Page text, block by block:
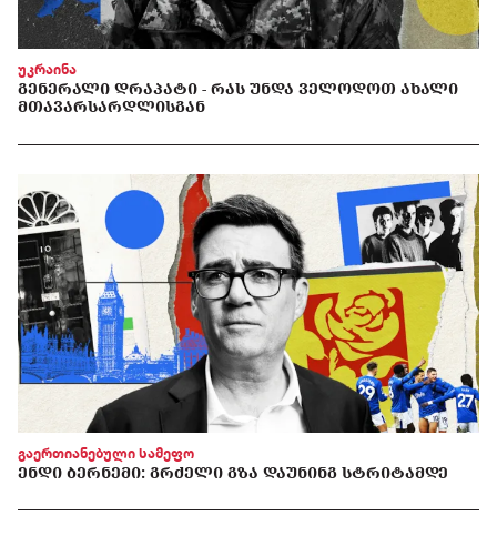
უკრაინა
ᲒᲔᲜᲔᲠᲐᲚᲘ ᲓᲠᲐᲞᲐᲢᲘ - ᲠᲐᲡ ᲣᲜᲓᲐ ᲕᲔᲚᲝᲓᲝᲗ ᲐᲮᲐᲚᲘ
ᲛᲗᲐᲕᲐᲠᲡᲐᲠᲓᲚᲘᲡᲒᲐᲜ
გაერთიანებული სამეფო
ᲔᲜᲓᲘ ᲑᲔᲠᲜᲔᲛᲘ: ᲒᲠᲫᲔᲚᲘ ᲒᲖᲐ ᲓᲐᲣᲜᲘᲜᲒ ᲡᲢᲠᲘᲢᲐᲛᲓᲔ